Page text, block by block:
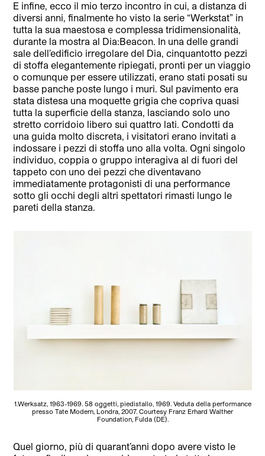
E infine, ecco il mio terzo incontro in cui, a distanza di
diversi anni, finalmente ho visto la serie “Werkstat” in
tutta la sua maestosa e complessa tridimensionalità,
durante la mostra al Dia:Beacon. In una delle grandi
sale dell’edificio irregolare del Dia, cinquantotto pezzi
di stoffa elegantemente ripiegati, pronti per un viaggio
o comunque per essere utilizzati, erano stati posati su
basse panche poste lungo i muri. Sul pavimento era
stata distesa una moquette grigia che copriva quasi
tutta la superficie della stanza, lasciando solo uno
stretto corridoio libero sui quattro lati. Condotti da
una guida molto discreta, i visitatori erano invitati a
indossare i pezzi di stoffa uno alla volta. Ogni singolo
individuo, coppia o gruppo interagiva al di fuori del
tappeto con uno dei pezzi che diventavano
immediatamente protagonisti di una performance
sotto gli occhi degli altri spettatori rimasti lungo le
pareti della stanza.
1.Werksatz, 1963-1969. 58 oggetti, piedistallo, 1969. Veduta della performance
presso Tate Modern, Londra, 2007. Courtesy Franz Erhard Walther
Foundation, Fulda (DE).
Quel giorno, più di quarant’anni dopo avere visto le